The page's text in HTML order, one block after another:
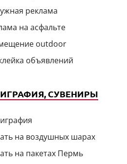
реклама
на асфальте
outdoor
объявлений
СУВЕНИРЫ
на воздушных шарах
на пакетах Пермь